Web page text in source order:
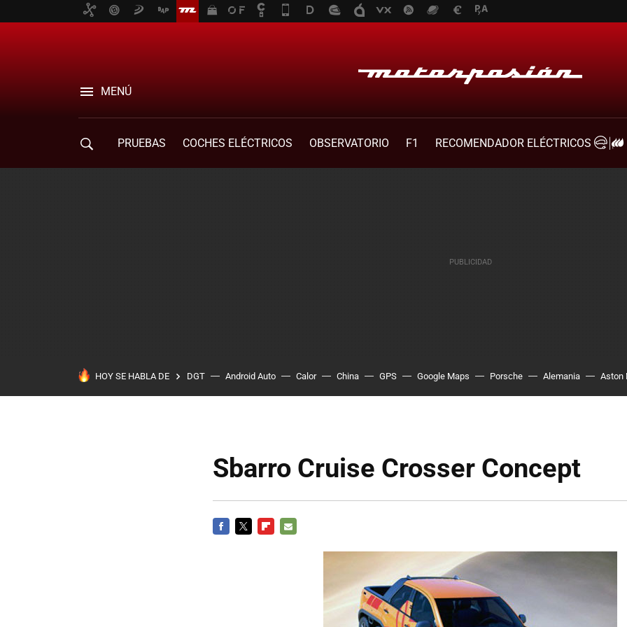
MENÚ
PRUEBAS COCHES ELÉCTRICOS OBSERVATORIO F1
RECOMENDADOR ELÉCTRICOS
HOY SE HABLA DE DGT Android Auto Calor China GPS Google Maps Porsche Alemania Aston
Sbarro Cruise Crosser Concept